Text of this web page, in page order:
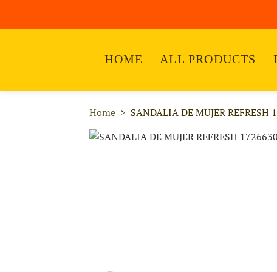
HOME ALL PRODUCTS
Home SANDALIA DE MUJER REFRESH